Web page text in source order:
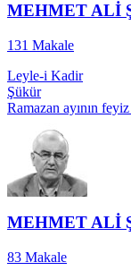
MEHMET ALİ
131 Makale
Leyle-i Kadir
Şükür
Ramazan ayının
MEHMET ALİ
83 Makale